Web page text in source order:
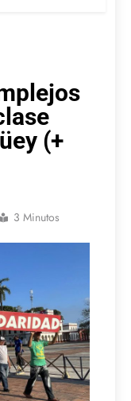
(+
3 Minutos